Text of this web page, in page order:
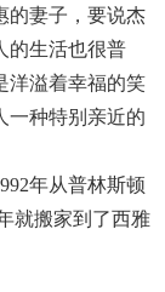
的妻子，要说杰
的生活也很普
洋溢着幸福的笑
一种特别亲近的
年从普林斯顿
就搬家到了西雅